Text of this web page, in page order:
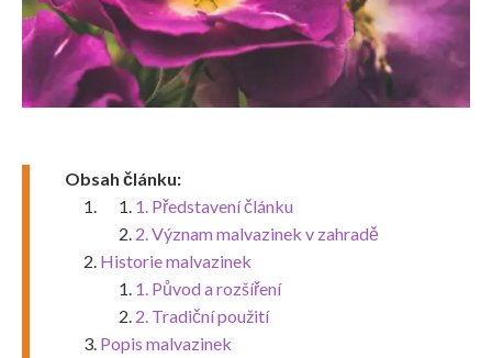
Obsah článku:
1. Představení článku
2. Význam malvazinek v zahradě
Historie malvazinek
1. Původ a rozšíření
2. Tradiční použití
Popis malvazinek